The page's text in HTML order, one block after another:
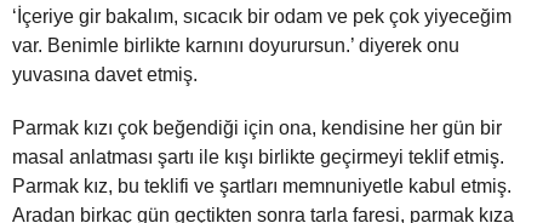
‘İçeriye gir bakalım, sıcacık bir odam ve pek çok yiyeceğim
var. Benimle birlikte karnını doyurursun.’ diyerek onu
yuvasına davet etmiş.
Parmak kızı çok beğendiği için ona, kendisine her gün bir
masal anlatması şartı ile kışı birlikte geçirmeyi teklif etmiş.
Parmak kız, bu teklifi ve şartları memnuniyetle kabul etmiş.
Aradan birkaç gün geçtikten sonra tarla faresi, parmak kıza